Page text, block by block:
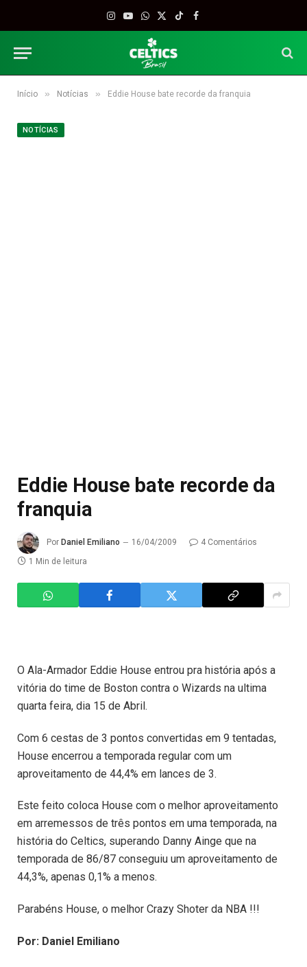
Instagram
YouTube
WhatsApp
X
TikTokFacebook
Início » Notícias » Eddie House bate recorde da franquia
NOTÍCIAS
Eddie House bate recorde da
franquia
Por Daniel Emiliano 16/04/2009
4 Comentários
1 Min de leitura
O Ala-Armador Eddie House entrou pra história após a
vitória do time de Boston contra o Wizards na ultima
quarta feira, dia 15 de Abril.
Com 6 cestas de 3 pontos convertidas em 9 tentadas,
House encerrou a temporada regular com um
aproveitamento de 44,4% em lances de 3.
Este feito coloca House com o melhor aproveitamento
em arremessos de três pontos em uma temporada, na
história do Celtics, superando Danny Ainge que na
temporada de 86/87 conseguiu um aproveitamento de
44,3%, apenas 0,1% a menos.
Parabéns House, o melhor Crazy Shoter da NBA !!!
Por: Daniel Emiliano